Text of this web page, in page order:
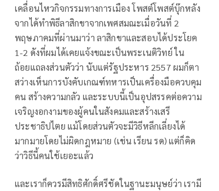
เคลื่อนไหวกิจกรรมทางการเมือง โพสต์โพสต์บุ๊กหลัง
จากได้ทำพิธีลาสิกขาจากเพศสมณะเมื่อวันที่ 2
พฤษภาคมที่ผ่านมาว่า ลาสิกขาและสอบได้ประโยค
1-2 ดังที่ผมได้เคยแจ้งขณะเป็นพระเนติวิทย์ ใน
ถ้อยแถลงส่วนตัวว่า นับแต่รัฐประหาร 2557 ผมก็ตา
สว่างเห็นการบังคับเกณฑ์ทหารเป็นเครื่องมือควบคุม
คน สร้างความกลัว และระบบนี้เป็นอุปสรรคต่อความ
เจริญงอกงามของผู้คนในสังคมและสร้างเสรี
ประชาธิปไตย แม้โดยส่วนตัวจะมีวิธีหลีกเลี่ยงได้
มากมายโดยไม่ผิดกฎหมาย (เช่น เรียน รด) แต่ก็คิด
ว่าวิธีนี้คนใช้เยอะแล้ว
และเราก็ควรมีสิทธิศักดิ์ศรีชัดในฐานะมนุษย์ว่า เรามี